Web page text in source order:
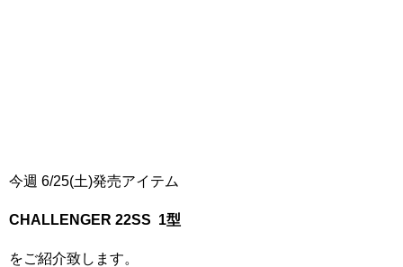
今週 6/25(土)発売アイテム
CHALLENGER 22SS 1型
をご紹介致します。